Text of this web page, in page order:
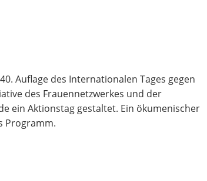
Auflage des Internationalen Tages gegen
des Frauennetzwerkes und der
ein Aktionstag gestaltet. Ein ökumenischer
Programm.